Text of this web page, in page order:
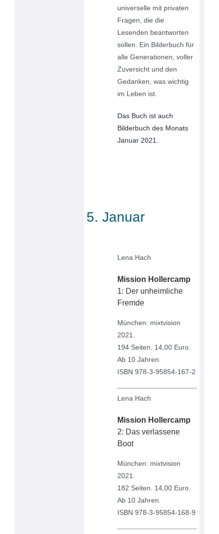
universelle mit privaten
Fragen, die die
Lesenden beantworten
sollen. Ein Bilderbuch für
alle Generationen, voller
Zuversicht und den
Gedanken, was wichtig
im Leben ist.
Das Buch ist auch
Bilderbuch des Monats
Januar 2021.
5. Januar
Lena Hach
Mission Hollercamp
1: Der unheimliche
Fremde
München: mixtvision
2021.
194 Seiten. 14,00 Euro.
Ab 10 Jahren.
ISBN 978-3-95854-167-2
Lena Hach
Mission Hollercamp
2: Das verlassene
Boot
München: mixtvision
2021.
182 Seiten. 14,00 Euro.
Ab 10 Jahren.
ISBN 978-3-95854-168-9